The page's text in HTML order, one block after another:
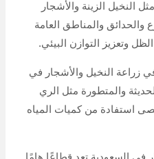
النخيل الزينة والأشجار
والحدائق والمناطق العامة
وتعزيز التوازن البيئي.
في زراعة النخيل والأشجار في
والمتطورة مثل الري
استفادة من كميات المياه
في السعودية تعد قطاعًا هامًا